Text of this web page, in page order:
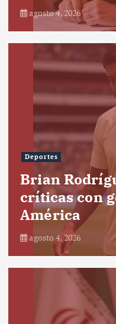
agosto 4, 2026
Deportes
Brian
críticas con
América
agosto 4, 2026